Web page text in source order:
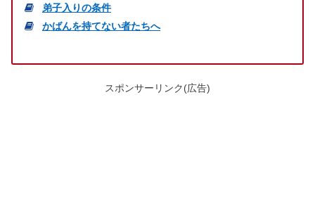
弟子入りの条件
かばんを持てない者たちへ
スポンサーリンク(広告)